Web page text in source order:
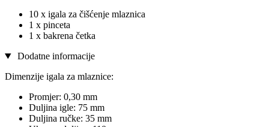
10 x igala za čišćenje mlaznica
1 x pinceta
1 x bakrena četka
Dodatne informacije
Dimenzije igala za mlaznice:
Promjer: 0,30 mm
Duljina igle: 75 mm
Duljina ručke: 35 mm